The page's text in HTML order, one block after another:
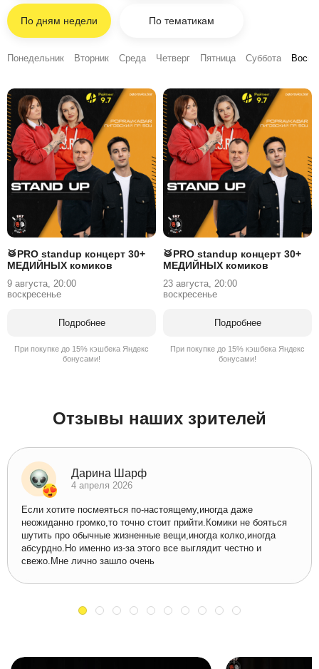
По дням недели По тематикам
Понедельник Вторник Среда Четверг Пятница Суббота
🥁PRO standup концерт 30+
МЕДИЙНЫХ комиков
9 августа, 20:00
воскресенье
Подробнее
При покупке до 15% кэшбека Яндекс
бонусами!
🥁PRO standup концерт 30+
МЕДИЙНЫХ комиков
23 августа, 20:00
воскресенье
Подробнее
При покупке до 15% кэшбека Яндекс
бонусами!
Отзывы наших зрителей
Дарина Шарф
4 апреля 2026
Если хотите посмеяться по-настоящему,иногда даже
неожиданно громко,то точно стоит прийти.Комики не бояться
шутить про обычные жизненные вещи,иногда колко,иногда
абсурдно.Но именно из-за этого все выглядит честно и
свежо.Мне лично зашло очень